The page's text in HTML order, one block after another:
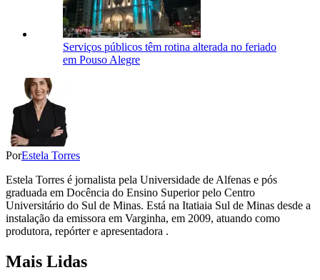
Serviços públicos têm rotina alterada no feriado
em Pouso Alegre
PorEstela Torres
Estela Torres é jornalista pela Universidade de Alfenas e pós
graduada em Docência do Ensino Superior pelo Centro
Universitário do Sul de Minas. Está na Itatiaia Sul de Minas desde a
instalação da emissora em Varginha, em 2009, atuando como
produtora, repórter e apresentadora .
Mais Lidas